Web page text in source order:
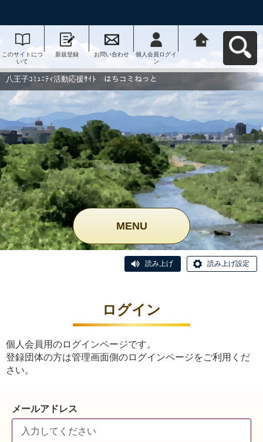
このサイトにつ
いて
新規登録 お問い合わせ
個人会員ログイ
ン
動応援ｻｲﾄ はち
コミねっとへ戻
八王子ｺﾐｭﾆﾃｨ活動応援ｻｲﾄ はちコミねっと
MENU
読み上げ 読み上げ設定
ログイン
個人会員用のログインページです。
登録団体の方は管理画面側のログインページをご利用くだ
さい。
メールアドレス